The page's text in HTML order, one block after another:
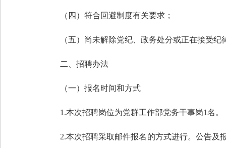
（四）符合回避制度有关要求；
（五）尚未解除党纪、政务处分或正在接受
二、招聘办法
（一）报名时间和方式
1 .本次招聘岗位为党群工作部党务干事岗1名 。
2.本次招聘采取邮件报名的方式进行。公告及